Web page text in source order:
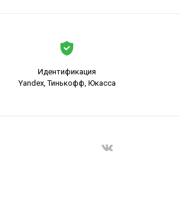
Идентификация
Yandex, Тинькофф, Юкасса